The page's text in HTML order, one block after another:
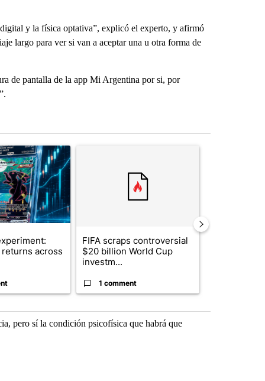
y la física optativa”, explicó el experto, y afirmó
largo para ver si van a aceptar una u otra forma de
de pantalla de la app Mi Argentina por si, por
7 days.
titled "The $10K experiment: Comparing returns across
across
FIFA scraps controversial
$20 billion World Cup
investm...
1 comment
pero sí la condición psicofísica que habrá que